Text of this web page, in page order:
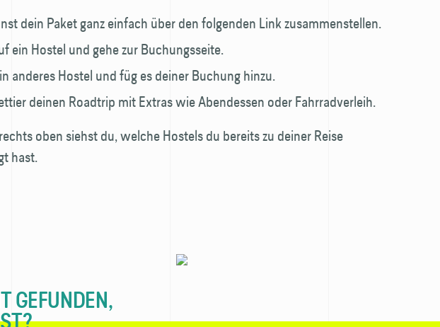
dein Paket ganz einfach über den folgenden Link zusammenstellen.
ein Hostel und gehe zur Buchungsseite.
anderes Hostel und füg es deiner Buchung hinzu.
deinen Roadtrip mit Extras wie Abendessen oder Fahrradverleih.
oben siehst du, welche Hostels du bereits zu deiner Reise
hast.
GEFUNDEN,